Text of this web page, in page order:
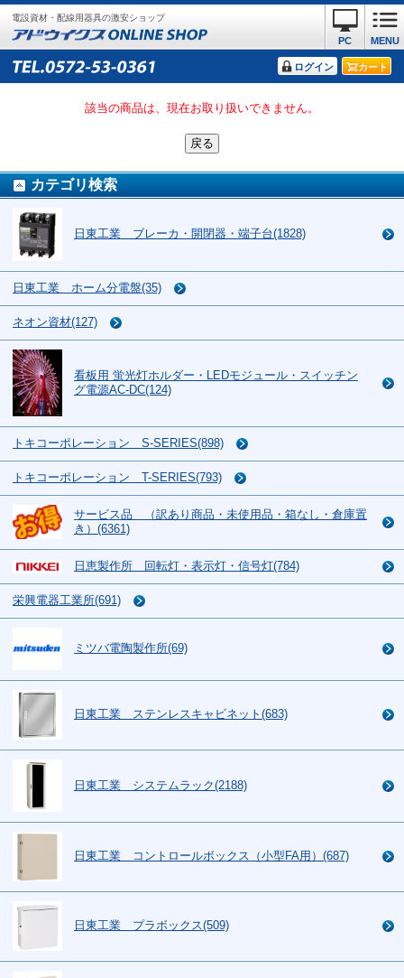
電設資材・配線用器具の激安ショップ
MENU
PC
ログイン カート
該当の商品は、現在お取り扱いできません。
カテゴリ検索
日東工業 ブレーカ・開閉器・端子台(1828)
日東工業 ホーム分電盤(35)
ネオン資材(127)
看板用 蛍光灯ホルダー・LEDモジュール・スイッチン
グ電源AC-DC(124)
トキコーポレーション S-SERIES(898)
トキコーポレーション T-SERIES(793)
サービス品 （訳あり商品・未使用品・箱なし・倉庫置
き）(6361)
日恵製作所 回転灯・表示灯・信号灯(784)
栄興電器工業所(691)
ミツバ電陶製作所(69)
日東工業 ステンレスキャビネット(683)
日東工業 システムラック(2188)
日東工業 コントロールボックス（小型FA用）(687)
日東工業 プラボックス(509)